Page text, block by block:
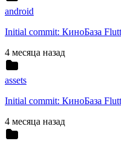
android
Initial commit: КиноБаза
4 месяца назад
assets
Initial commit: КиноБаза
4 месяца назад